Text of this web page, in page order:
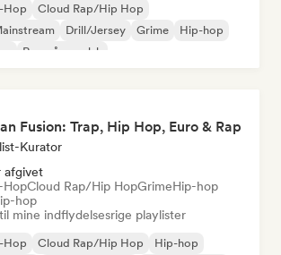
Hop
Cloud Rap/Hip Hop
Drill/Jersey Grime
Hip-hop
Rap på engelsk
Fusion: Trap, Hip Hop, Euro & Rap
Kurator
afgivet
Cloud Rap/Hip HopGrimeHip-hop
hop
mine indflydelsesrige playlister
Hop Cloud Rap/Hip Hop
Hip-hop